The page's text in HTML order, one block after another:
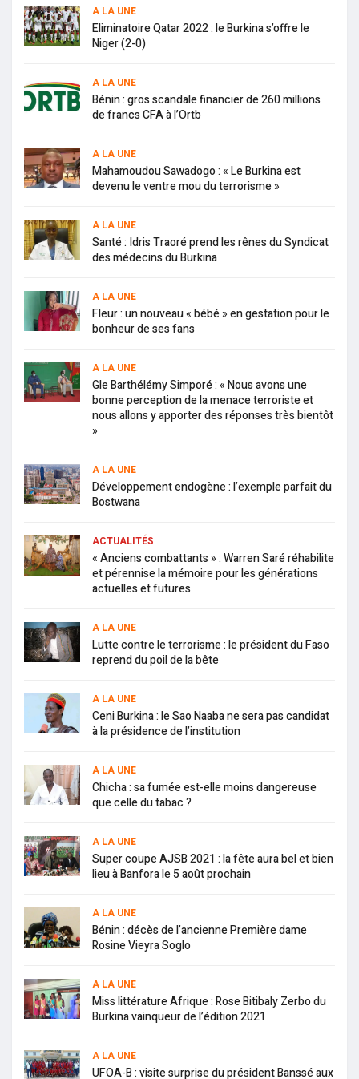
A LA UNE
Eliminatoire Qatar 2022 : le Burkina s’offre le
Niger (2-0)
A LA UNE
Bénin : gros scandale financier de 260 millions
de francs CFA à l’Ortb
A LA UNE
Mahamoudou Sawadogo : « Le Burkina est
devenu le ventre mou du terrorisme »
A LA UNE
Santé : Idris Traoré prend les rênes du Syndicat
des médecins du Burkina
A LA UNE
Fleur : un nouveau « bébé » en gestation pour le
bonheur de ses fans
A LA UNE
Gle Barthélémy Simporé : « Nous avons une
bonne perception de la menace terroriste et
nous allons y apporter des réponses très bientôt
»
A LA UNE
Développement endogène : l’exemple parfait du
Bostwana
ACTUALITÉS
« Anciens combattants » : Warren Saré réhabilite
et pérennise la mémoire pour les générations
actuelles et futures
A LA UNE
Lutte contre le terrorisme : le président du Faso
reprend du poil de la bête
A LA UNE
Ceni Burkina : le Sao Naaba ne sera pas candidat
à la présidence de l’institution
A LA UNE
Chicha : sa fumée est-elle moins dangereuse
que celle du tabac ?
A LA UNE
Super coupe AJSB 2021 : la fête aura bel et bien
lieu à Banfora le 5 août prochain
A LA UNE
Bénin : décès de l’ancienne Première dame
Rosine Vieyra Soglo
A LA UNE
Miss littérature Afrique : Rose Bitibaly Zerbo du
Burkina vainqueur de l’édition 2021
A LA UNE
UFOA-B : visite surprise du président Banssé aux